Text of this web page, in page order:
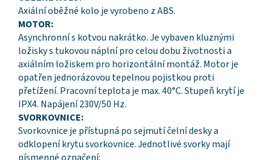
Axiální oběžné kolo je vyrobeno z ABS.
MOTOR:
Asynchronní s kotvou nakrátko. Je vybaven kluznými
ložisky s tukovou náplní pro celou dobu životnosti a
axiálním ložiskem pro horizontální montáž. Motor je
opatřen jednorázovou tepelnou pojistkou proti
přetížení. Pracovní teplota je max. 40°C. Stupeň krytí je
IPX4. Napájení 230V/50 Hz.
SVORKOVNICE:
Svorkovnice je přístupná po sejmutí čelní desky a
odklopení krytu svorkovnice. Jednotlivé svorky mají